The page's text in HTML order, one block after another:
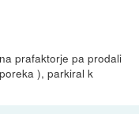
prafaktorje pa prodali
), parkiral k